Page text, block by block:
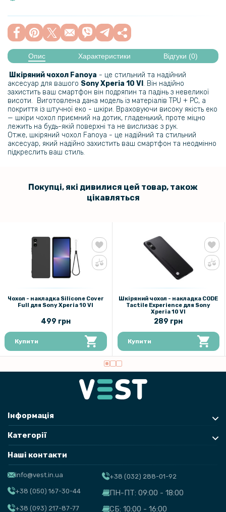
159 грн
199 грн
Протиударна гідрогелева плівка Hydrogel Film для Sony Xperia 10
VI, Transparent
159 грн
199 грн
Протиударна гідрогелева плівка Hydrogel Film для Sony Xperia 10
VI на задню панель, Transparent
Захисне скло Tempered Glass на задню камеру для Sony Xperia 10
159 грн
199 грн
Захисне скло 0.3mm Tempered Glass для Sony Xperia 10 VI
239 грн
Захисне скло Privacy Full Screen для Sony Xperia 10 VI
Опис Характеристики Відгуки (0)
Шкіряний чохол Fanoya - це стильний та надійний
аксесуар для вашого Sony Xperia 10 VI . Він надійно
захистить ваш смартфон він подряпин та падінь з невеликої
висоти. Виготовлена дана модель із матеріалів TPU + PC, а
покриття із штучної еко - шкіри. Враховуючи високу якість еко
— шкіри чохол приємний на дотик, гладенький, проте міцно
лежить на будь-якій поверхні та не вислизає з рук.
Отже, шкіряний чохол Fanoya - це надійний та стильний
аксесуар, який надійно захистить ваш смартфон та неодмінно
підкреслить ваш стиль.
Покупці, які дивилися цей товар, також
цікавляться
Чохол - накладка Silicone Cover
Full для Sony Xperia 10 VI​
499 грн
Купити
Шкіряний чохол - накладка CODE
Tactile Experience для Sony
Xperia 10 VI
289 грн
Купити
Інформація
Категорії
Наші контакти
info@vest.in.ua
+38 (050) 167-30-44
+38 (093) 217-87-77
+38 (032) 288-01-92
ПН-ПТ: 09:00 - 18:00
СБ: 10:00 - 16:00